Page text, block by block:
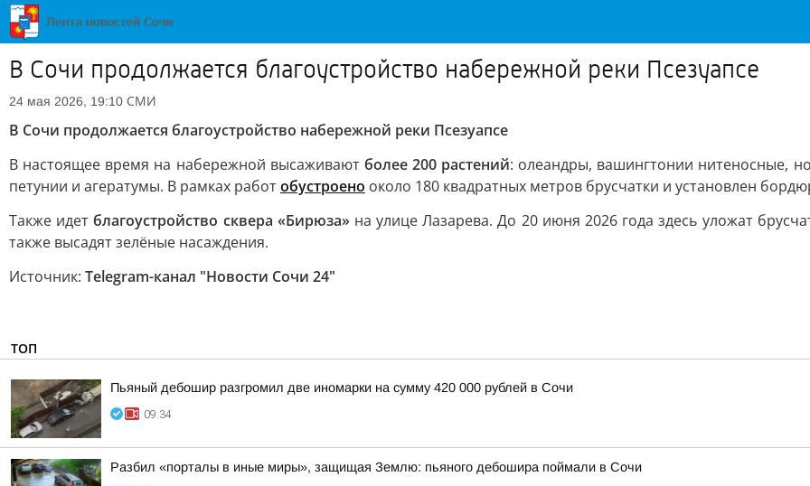
В Сочи продолжается благоустройство набережной реки Псезуапсе
24 мая 2026, 19:10 СМИ
В Сочи продолжается благоустройство набережной реки Псезуапсе
В настоящее время на набережной высаживают более 200 растений: олеандры, вашингтонии нитеносные,
петунии и агератумы. В рамках работобустроено около 180 квадратных метров брусчатки и установлен
Также идетблагоустройство сквера «Бирюза»на улице Лазарева. До 20 июня 2026 года здесь уложат
также высадят зелёные насаждения.
Источник: Telegram-канал "Новости Сочи 24"
ТОП
Пьяный дебошир разгромил две иномарки на сумму 420 000 рублей в Сочи
09:34
Разбил «порталы в иные миры», защищая Землю: пьяного дебошира поймали в Сочи